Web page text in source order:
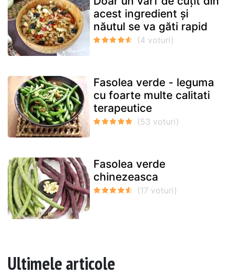
acest ingredient și
năutul se va găti rapid
Fasolea verde - leguma
cu foarte multe calitati
terapeutice
Fasolea verde
chinezeasca
Ultimele articole